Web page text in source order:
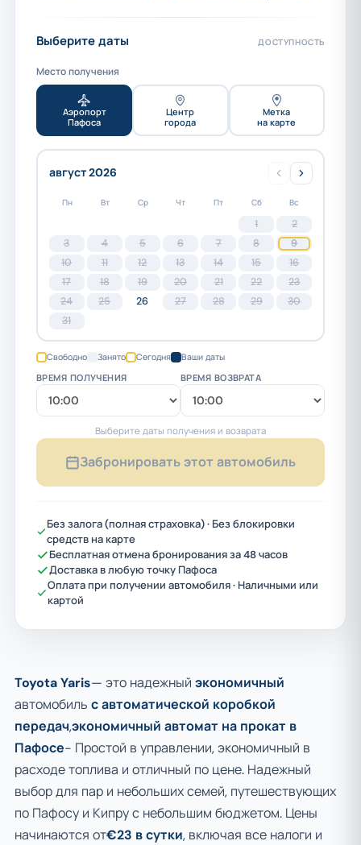
Выберите даты ДОСТУПНОСТЬ
Место получения
Аэропорт
Пафоса
Центр
города
Метка
на карте
август 2026
Пн Вт Ср Чт Пт Сб Вс
1
2
3
4 5 6 7 8
9
10
11 12 13 14 15
16
17
18 19 20 21 22
23
24
25 26 27 28 29
30
31
Свободно Занято Сегодня Ваши даты
ВРЕМЯ ПОЛУЧЕНИЯ ВРЕМЯ ВОЗВРАТА
Выберите даты получения и возврата
Забронировать этот автомобиль
Без залога (полная страховка) · Без блокировки
средств на карте
Бесплатная отмена бронирования за 48 часов
Доставка в любую точку Пафоса
Оплата при получении автомобиля · Наличными или
картой
Toyota Yaris— это надежный экономичный
автомобиль с автоматической коробкой
передач,экономичный автомат на прокат в
Пафосе- Простой в управлении, экономичный в
расходе топлива и отличный по цене. Надежный
выбор для пар и небольших семей, путешествующих
по Пафосу и Кипру с небольшим бюджетом. Цены
начинаются от€23 в сутки, включая все налоги и